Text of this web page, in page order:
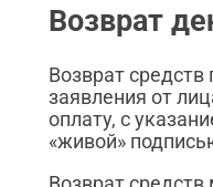
Возврат
Возврат средств
заявления от
оплату, с
«живой»